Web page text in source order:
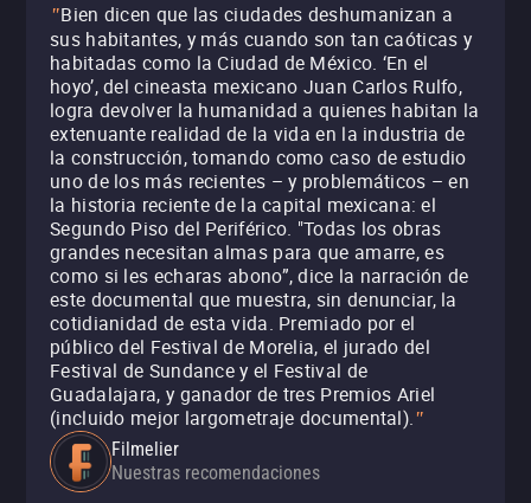
"Bien dicen que las ciudades deshumanizan a
sus habitantes, y más cuando son tan caóticas y
habitadas como la Ciudad de México. ‘En el
hoyo’, del cineasta mexicano Juan Carlos Rulfo,
logra devolver la humanidad a quienes habitan la
extenuante realidad de la vida en la industria de
la construcción, tomando como caso de estudio
uno de los más recientes – y problemáticos – en
la historia reciente de la capital mexicana: el
Segundo Piso del Periférico. "Todas los obras
grandes necesitan almas para que amarre, es
como si les echaras abono”, dice la narración de
este documental que muestra, sin denunciar, la
cotidianidad de esta vida. Premiado por el
público del Festival de Morelia, el jurado del
Festival de Sundance y el Festival de
Guadalajara, y ganador de tres Premios Ariel
(incluido mejor largometraje documental)."
Filmelier
Nuestras recomendaciones